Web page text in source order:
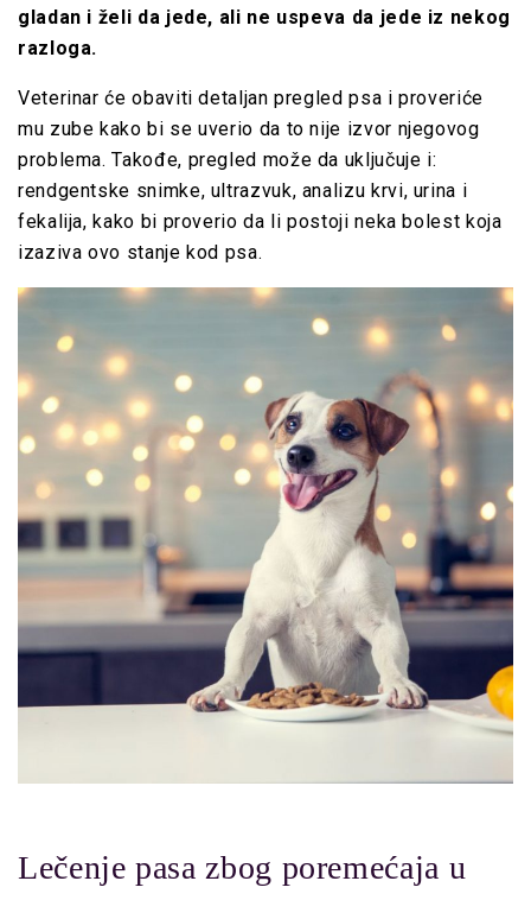
gladan i želi da jede, ali ne uspeva da jede iz nekog
razloga.
Veterinar će obaviti detaljan pregled psa i proveriće
mu zube kako bi se uverio da to nije izvor njegovog
problema. Takođe, pregled može da uključuje i:
rendgentske snimke, ultrazvuk, analizu krvi, urina i
fekalija, kako bi proverio da li postoji neka bolest koja
izaziva ovo stanje kod psa.
Lečenje pasa zbog poremećaja u